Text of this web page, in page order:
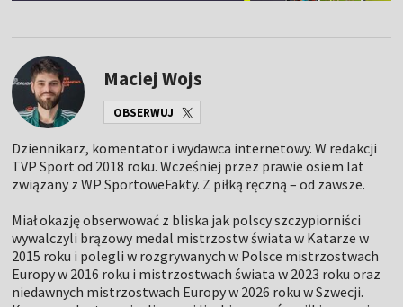
Maciej Wojs
OBSERWUJ
Dziennikarz, komentator i wydawca internetowy. W redakcji
TVP Sport od 2018 roku. Wcześniej przez prawie osiem lat
związany z WP SportoweFakty. Z piłką ręczną – od zawsze.
Miał okazję obserwować z bliska jak polscy szczypiorniści
wywalczyli brązowy medal mistrzostw świata w Katarze w
2015 roku i polegli w rozgrywanych w Polsce mistrzostwach
Europy w 2016 roku i mistrzostwach świata w 2023 roku oraz
niedawnych mistrzostwach Europy w 2026 roku w Szwecji.